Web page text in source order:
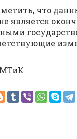
что
является